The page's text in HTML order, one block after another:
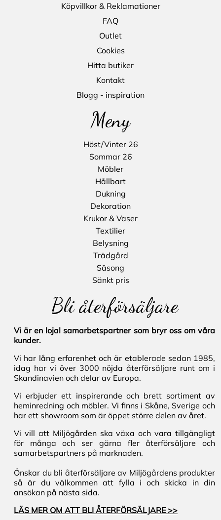
Köpvillkor & Reklamationer
FAQ
Outlet
Cookies
Hitta butiker
Kontakt
Blogg - inspiration
Meny
Höst/Vinter 26
Sommar 26
Möbler
Hållbart
Dukning
Dekoration
Krukor & Vaser
Textilier
Belysning
Trädgård
Säsong
Sänkt pris
Bli återförsäljare
Vi är en lojal samarbetspartner som bryr oss om våra
kunder.
Vi har lång erfarenhet och är etablerade sedan 1985,
idag har vi över 3000 nöjda återförsäljare runt om i
Skandinavien och delar av Europa.
Vi erbjuder ett inspirerande och brett sortiment av
heminredning och möbler. Vi finns i Skåne, Sverige och
har ett showroom som är öppet större delen av året.
Vi vill att Miljögården ska växa och vara tillgängligt
för många och ser gärna fler återförsäljare och
samarbetspartners på marknaden.
Önskar du bli återförsäljare av Miljögårdens produkter
så är du välkommen att fylla i och skicka in din
ansökan på nästa sida.
LÄS MER OM ATT BLI ÅTERFÖRSÄLJARE >>